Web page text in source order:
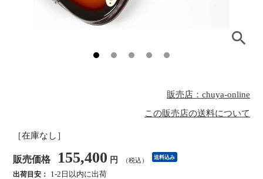
販売店：chuya-online
この販売店の送料について
［在庫なし］
販売価格 155,400 円 （税込） 送料込み
出荷目安：
1-2日以内に出荷